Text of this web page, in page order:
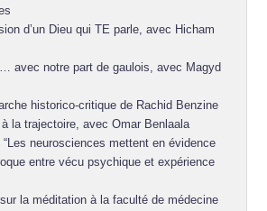
d’un Dieu qui TE parle, avec Hicham
avec notre part de gaulois, avec Magyd
historico-critique de Rachid Benzine
la trajectoire, avec Omar Benlaala
neurosciences mettent en évidence
entre vécu psychique et expérience
la méditation à la faculté de médecine